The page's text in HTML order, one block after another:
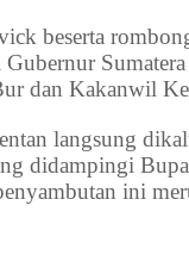
beserta
dan Kakanwil
langsung
didampingi
ini